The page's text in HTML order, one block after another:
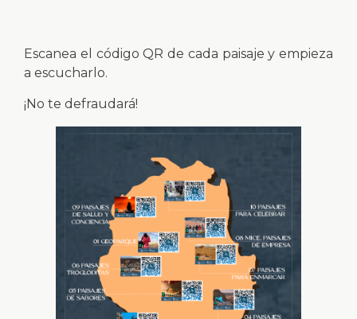
Escanea el código QR de cada paisaje y empieza
a escucharlo.
¡No te defraudará!